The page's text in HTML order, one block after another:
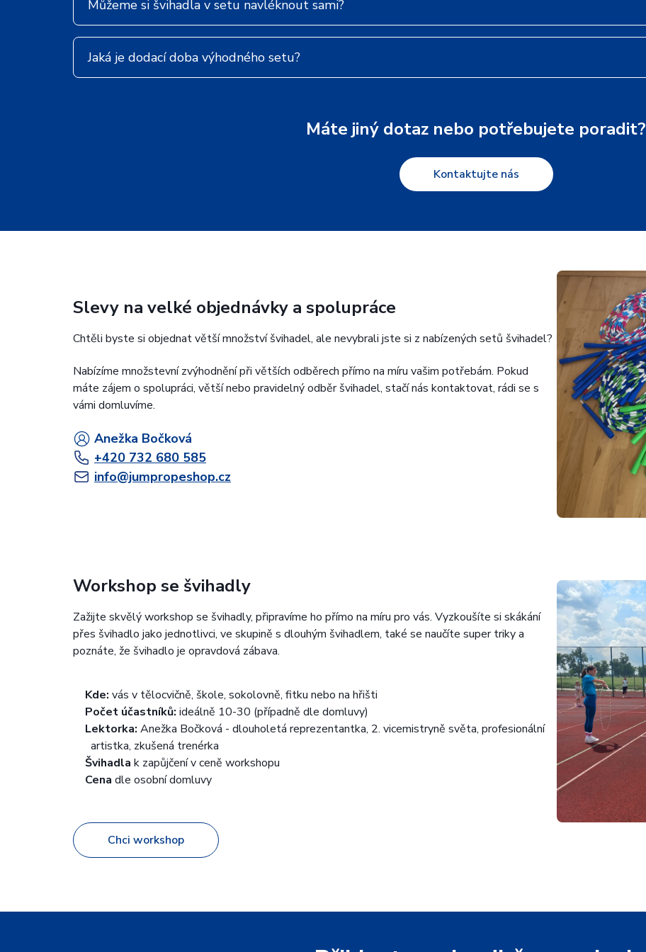
Můžeme si švihadla v setu navléknout sami?
Jaká je dodací doba výhodného setu?
Máte jiný dotaz nebo potřebujete poradit?
Kontaktujte nás
Slevy na velké objednávky a spolupráce
Chtěli byste si objednat větší množství švihadel, ale nevybrali jste si z nabízených setů švihadel?
Nabízíme množstevní zvýhodnění při větších odběrech přímo na míru vašim potřebám. Pokud
máte zájem o spolupráci, větší nebo pravidelný odběr švihadel, stačí nás kontaktovat, rádi se s
vámi domluvíme.
Anežka Bočková
+420 732 680 585
info@jumpropeshop.cz
Workshop se švihadly
Zažijte skvělý workshop se švihadly, připravíme ho přímo na míru pro vás. Vyzkoušíte si skákání
přes švihadlo jako jednotlivci, ve skupině s dlouhým švihadlem, také se naučíte super triky a
poznáte, že švihadlo je opravdová zábava.
Kde: vás v tělocvičně, škole, sokolovně, fitku nebo na hřišti
Počet účastníků: ideálně 10-30 (případně dle domluvy)
Lektorka: Anežka Bočková - dlouholetá reprezentantka, 2. vicemistryně světa, profesionální
artistka, zkušená trenérka
Švihadla k zapůjčení v ceně workshopu
Cena dle osobní domluvy
Chci workshop